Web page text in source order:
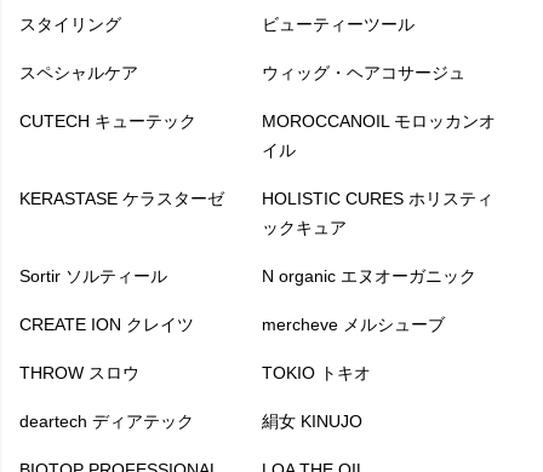
スタイリング ビューティーツール
スペシャルケア ウィッグ・ヘアコサージュ
CUTECH キューテック
MOROCCANOIL モロッカンオ
イル
KERASTASE ケラスターゼ
HOLISTIC CURES ホリスティ
ックキュア
Sortir ソルティール N organic エヌオーガニック
CREATE ION クレイツ mercheve メルシューブ
THROW スロウ TOKIO トキオ
deartech ディアテック 絹女 KINUJO